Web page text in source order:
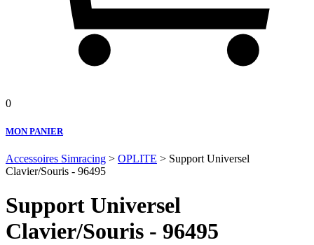
0
MON PANIER
Accessoires Simracing > OPLITE > Support Universel
Clavier/Souris - 96495
Support Universel
Clavier/Souris - 96495